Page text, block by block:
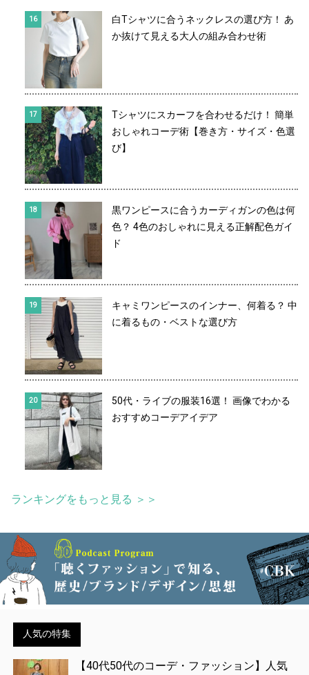
白Tシャツに合うネックレスの選び方！ あ
か抜けて見える大人の組み合わせ術
Tシャツにスカーフを合わせるだけ！ 簡単
おしゃれコーデ術【巻き方・サイズ・色選
び】
黒ワンピースに合うカーディガンの色は何
色？ 4色のおしゃれに見える正解配色ガイ
ド
キャミワンピースのインナー、何着る？ 中
に着るもの・ベストな選び方
50代・ライブの服装16選！ 画像でわかる
おすすめコーデアイデア
ランキングをもっと見る ＞＞
人気の特集
【40代50代のコーデ・ファッション】人気